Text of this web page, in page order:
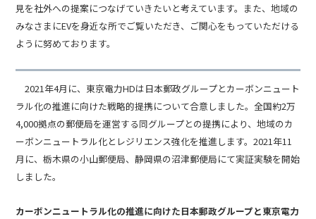
見を社外への提案につなげていきたいと考えています。また、地域の
みなさまにEVを身近な所でご覧いただき、ご関心をもっていただける
ように努めております。
2021年4月に、東京電力HDは日本郵政グループとカーボンニュート
ラル化の推進に向けた戦略的提携について合意しました。全国約2万
4,000拠点の郵便局を運営する同グループとの提携により、地域のカ
ーボンニュートラル化とレジリエンス強化を推進します。2021年11
月に、栃木県の小山郵便局、静岡県の沼津郵便局にて実証実験を開始
しました。
カーボンニュートラル化の推進に向けた日本郵政グループと東京電力